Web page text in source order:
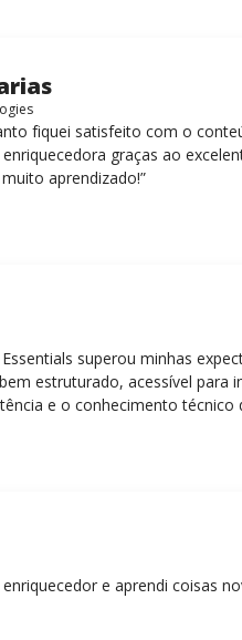
fiquei satisfeito com o
graças ao
aprendizado!”
superou minhas
estruturado, acessível para
e o conhecimento
Sua didática facilitou
seus conhecimentos em redes!”
e aprendi coisas